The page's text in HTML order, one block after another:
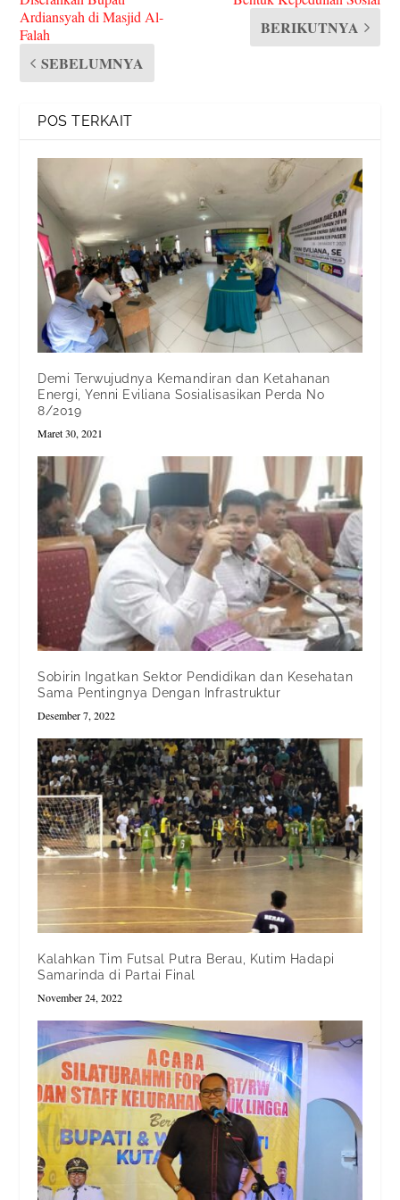
Ardiansyah di Masjid Al-
Falah
SEBELUMNYA
BERIKUTNYA
POS TERKAIT
Demi Terwujudnya Kemandiran dan Ketahanan
Energi, Yenni Eviliana Sosialisasikan Perda No
8/2019
Maret 30, 2021
Sobirin Ingatkan Sektor Pendidikan dan Kesehatan
Sama Pentingnya Dengan Infrastruktur
Desember 7, 2022
Kalahkan Tim Futsal Putra Berau, Kutim Hadapi
Samarinda di Partai Final
November 24, 2022